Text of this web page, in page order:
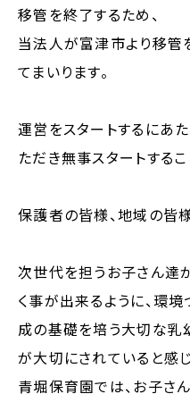
移管を終了するため、
当法人が富津市より移管
てまいります。
運営をスタートするにあ
ただき無事スタートするこ
保護者の皆様、地域の皆様
次世代を担うお子さん達
く事が出来るように、環
成の基礎を培う大切な乳
が大切にされていると感
青堀保育園では、お子さ